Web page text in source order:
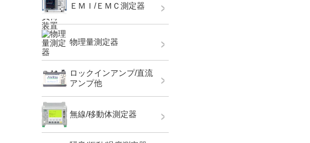
ＥＭＩ/ＥＭＣ測定器
物理量測定器
ロックインアンプ/直流
アンプ他
無線/移動体測定器